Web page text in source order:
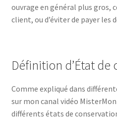
ouvrage en général plus gros,
client, ou d’éviter de payer les
Définition d’État de
Comme expliqué dans
sur mon canal vidéo
différents états de